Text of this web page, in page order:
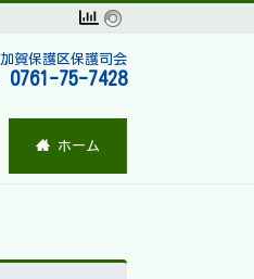
加賀保護区保護司会
0761-75-7428
ホーム